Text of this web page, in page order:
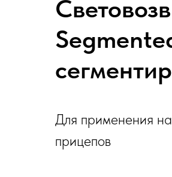
Для применения на
прицепов